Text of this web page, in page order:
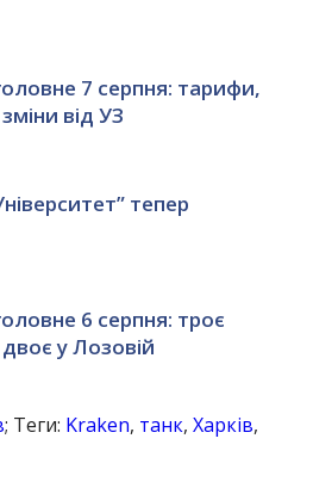
7 серпня: тарифи,
від УЗ
тепер
6 серпня: троє
у Лозовій
; Теги: Kraken, танк,Харків,